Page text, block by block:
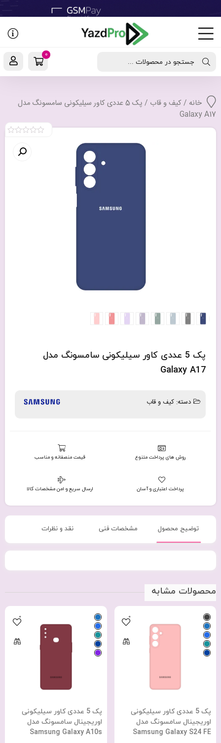
جستجو در محصولات ...
0
خانه /کیف و قاب
/ پک 5 عددی کاور سیلیکونی سامسونگ مدل
Galaxy A17
پک 5 عددی کاور سیلیکونی سامسونگ مدل
Galaxy A17
دسته: کیف و قاب
روش های پرداخت متنوع قیمت منصفانه و مناسب
پرداخت اعتباری و آسان ارسال سریع و امن مشخصات کالا
توضیح محصول مشخصات فنی نقد و نظرات
محصولات مشابه
پک 5 عددی کاور سیلیکونی
اوریجینال سامسونگ مدل
Samsung Galaxy S24 FE
0
پک 5 عددی کاور سیلیکونی
اوریجینال سامسونگ مدل
Samsung Galaxy A10s
0